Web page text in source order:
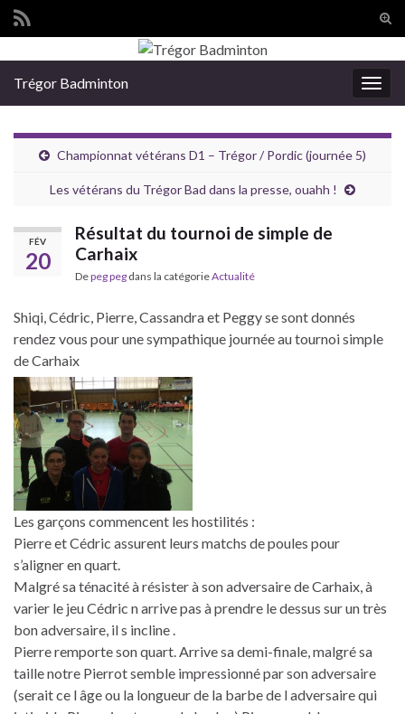
Search for:
Trégor Badminton
Championnat vétérans D1 – Trégor / Pordic (journée 5)
Les vétérans du Trégor Bad dans la presse, ouahh !
FÉV
20
Résultat du tournoi de simple de
Carhaix
Depeg peg dans la catégorieActualité
Shiqi, Cédric, Pierre, Cassandra et Peggy se sont donnés
rendez vous pour une sympathique journée au tournoi simple
de Carhaix
Les garçons commencent les hostilités :
Pierre et Cédric assurent leurs matchs de poules pour
s’aligner en quart.
Malgré sa ténacité à résister à son adversaire de Carhaix, à
varier le jeu Cédric n arrive pas à prendre le dessus sur un très
bon adversaire, il s incline .
Pierre remporte son quart. Arrive sa demi-finale, malgré sa
taille notre Pierrot semble impressionné par son adversaire
(serait ce l âge ou la longueur de la barbe de l adversaire qui